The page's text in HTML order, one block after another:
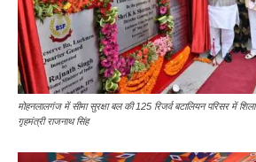
मोहनलालगंज में सीमा सुरक्षा बल की 125 रिजर्व बटालियन परिसर में
गृहमंत्री राजनाथ सिंह